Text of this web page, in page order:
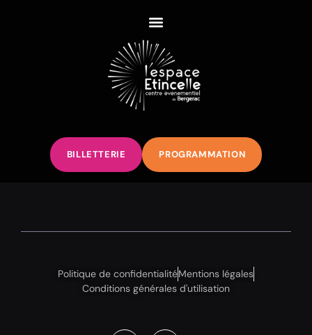
BILLETTERIE PROGRAMMATION
Politique de confidentialitéMentions légales
Conditions générales d'utilisation